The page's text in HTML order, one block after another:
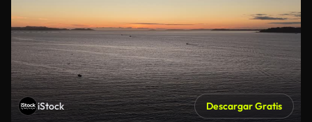
iStock Descargar Gratis